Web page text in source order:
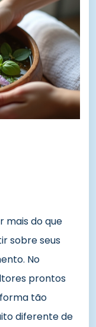
mais do que
sobre seus
No
prontos
tão
diferente de